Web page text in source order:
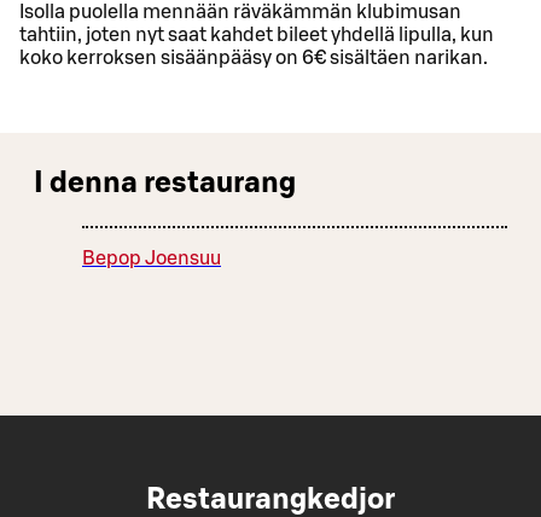
Isolla puolella mennään räväkämmän klubimusan
tahtiin, joten nyt saat kahdet bileet yhdellä lipulla, kun
koko kerroksen sisäänpääsy on 6€ sisältäen narikan.
I denna restaurang
Bepop Joensuu
Restaurangkedjor